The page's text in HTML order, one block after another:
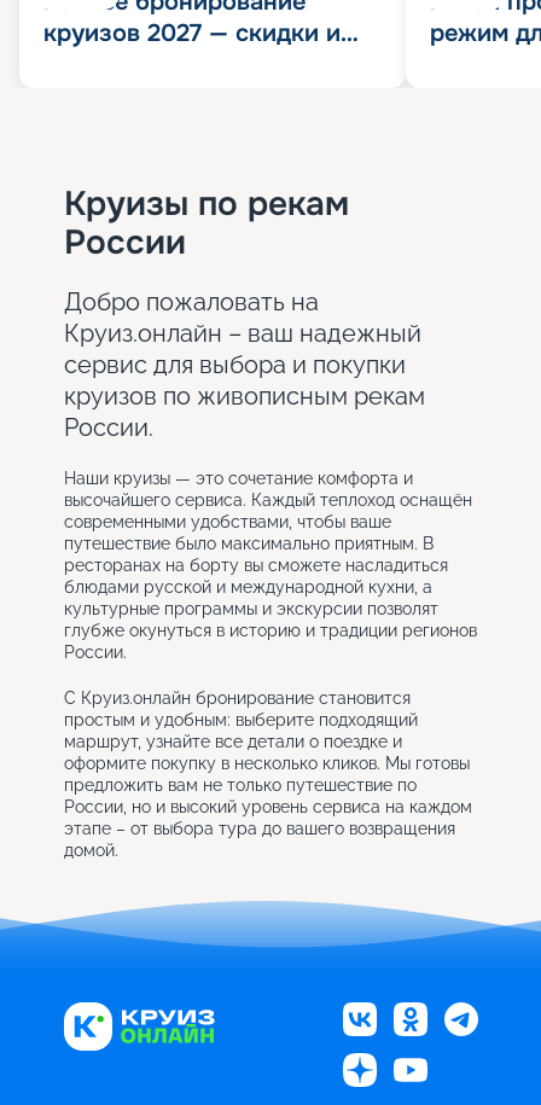
круизов 2027 — скидки и
режим
Круизы по рекам
России
Добро пожаловать на
Круиз.онлайн – ваш надежный
сервис для выбора и покупки
круизов по живописным рекам
России.
Наши круизы — это сочетание комфорта и
высочайшего сервиса. Каждый теплоход оснащён
современными удобствами, чтобы ваше
путешествие было максимально приятным. В
ресторанах на борту вы сможете насладиться
блюдами русской и международной кухни, а
культурные программы и экскурсии позволят
глубже окунуться в историю и традиции регионов
России.
С Круиз.онлайн бронирование становится
простым и удобным: выберите подходящий
маршрут, узнайте все детали о поездке и
оформите покупку в несколько кликов. Мы готовы
предложить вам не только путешествие по
России, но и высокий уровень сервиса на каждом
этапе – от выбора тура до вашего возвращения
домой.